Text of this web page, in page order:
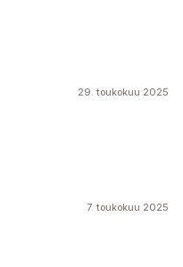
29. toukokuu 2025
7. toukokuu 2025